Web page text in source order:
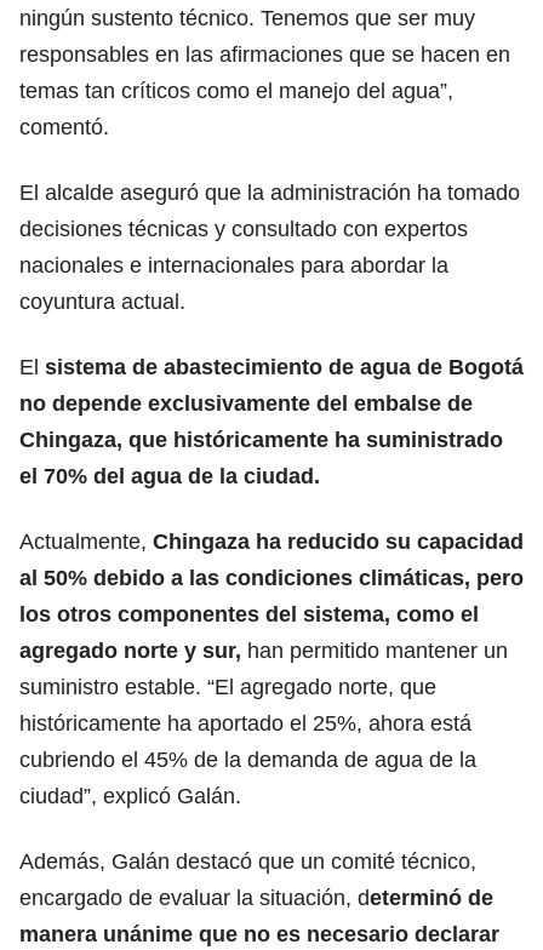
ningún sustento técnico. Tenemos que ser muy
responsables en las afirmaciones que se hacen en
temas tan críticos como el manejo del agua”,
comentó.
El alcalde aseguró que la administración ha tomado
decisiones técnicas y consultado con expertos
nacionales e internacionales para abordar la
coyuntura actual.
El sistema de abastecimiento de agua de Bogotá
no depende exclusivamente del embalse de
Chingaza, que históricamente ha suministrado
el 70% del agua de la ciudad.
Actualmente, Chingaza ha reducido su capacidad
al 50% debido a las condiciones climáticas, pero
los otros componentes del sistema, como el
agregado norte y sur, han permitido mantener un
suministro estable. “El agregado norte, que
históricamente ha aportado el 25%, ahora está
cubriendo el 45% de la demanda de agua de la
ciudad”, explicó Galán.
Además, Galán destacó que un comité técnico,
encargado de evaluar la situación, determinó de
manera unánime que no es necesario declarar